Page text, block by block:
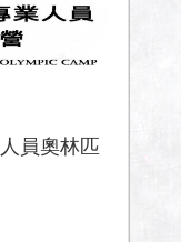
員奧林匹